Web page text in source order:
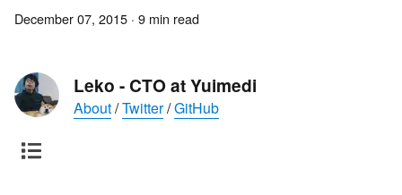
December 07, 2015 · 9 min read
Leko - CTO at Yuimedi
About/Twitter/GitHub